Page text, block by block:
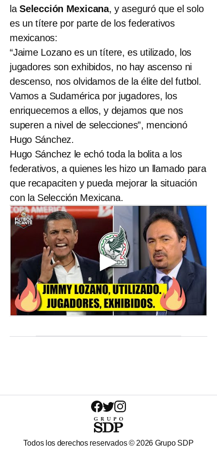
la Selección Mexicana, y aseguró que el solo
es un títere por parte de los federativos
mexicanos:
“Jaime Lozano es un títere, es utilizado, los
jugadores son exhibidos, no hay ascenso ni
descenso, nos olvidamos de la élite del futbol.
Vamos a Sudamérica por jugadores, los
enriquecemos a ellos, y dejamos que nos
superen a nivel de selecciones”, mencionó
Hugo Sánchez.
Hugo Sánchez le echó toda la bolita a los
federativos, a quienes les hizo un llamado para
que recapaciten y pueda mejorar la situación
con la Selección Mexicana.
Todos los derechos reservados © 2026 Grupo SDP